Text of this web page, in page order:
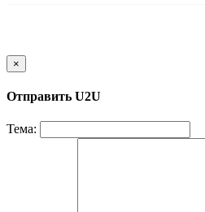
×
Отправить U2U
Тема: